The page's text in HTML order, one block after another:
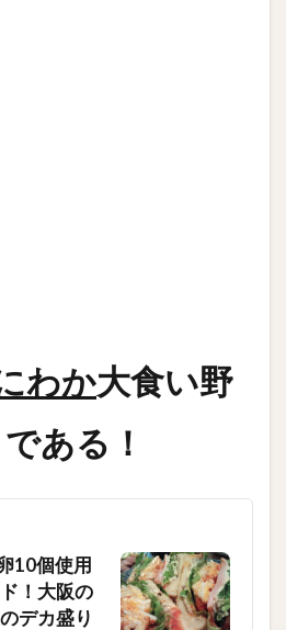
わか大食い野
ある！
10個使用
！大阪の
デカ盛り